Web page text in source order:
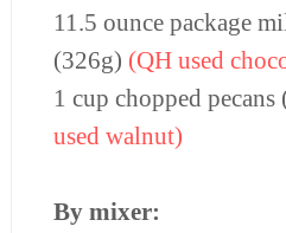
11.5 ounce package
(326g) (QH used
1 cup chopped
used walnut)
By mixer: